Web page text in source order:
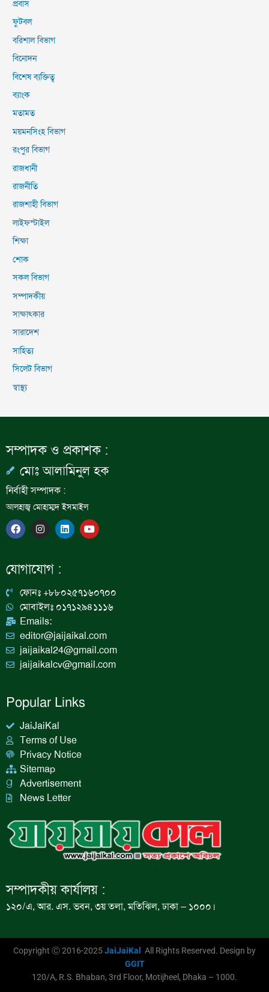
প্রবাস
ফুটবল
বরিশাল বিভাগ
বিনোদন
বিশেষ ব্যক্তিত্ব
ব্যাংক
মতামত
ময়মনসিংহ বিভাগ
রংপুর বিভাগ
রাজধানী
রাজনীতি
রাজশাহী বিভাগ
লাইফস্টাইল
শিক্ষা
শোক
সকল বিভাগ
সম্পাদকীয়
সাক্ষাৎকার
সারাদেশ
সাহিত্য
সিলেট বিভাগ
স্বাস্থ্য
সম্পাদক ও প্রকাশক :
মোঃ আলামিনুল হক
নির্বাহী সম্পাদক :
আলহাজ্ব মোহাম্মদ ইসমাইল
F
a
c
b
o
I
n
s
a
g
a
m
L
i
n
n
Y
o
u
যোগাযোগ :
ফোনঃ +৮৮০২৫৭১৬০৭০০
মোবাইলঃ ০১৭১২৯৪১১১৬
Emails:
editor@jaijaikal.com
jaijaikal24@gmail.com
jaijaikalcv@gmail.com
Popular Links
JaiJaiKal
Terms of Use
Privacy Notice
Sitemap
Advertisement
News Letter
সম্পাদকীয় কার্যালয় :
১২০/এ, আর. এস. ভবন, ৩য় তলা, মতিঝিল, ঢাকা – ১০০০।
Copyright Ⓒ 2016-2025JaiJaiKal
All Rights Reserved. Design by
GGIT
120/A, R.S. Bhaban, 3rd Floor, Motijheel, Dhaka – 1000.